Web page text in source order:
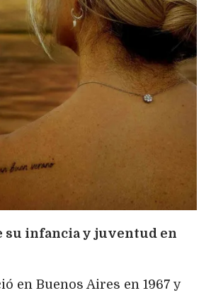
su infancia y juventud en
en Buenos Aires en 1967 y